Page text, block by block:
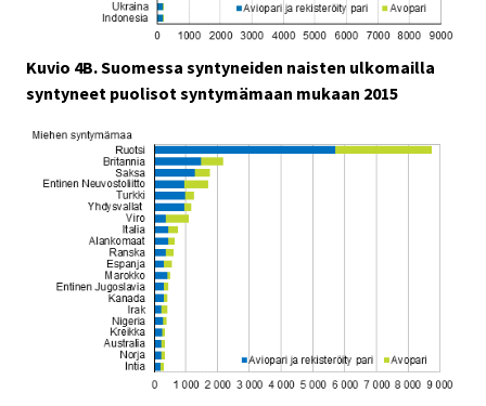
Kuvio 4B. Suomessa syntyneiden naisten ulkomailla
syntyneet puolisot syntymämaan mukaan 2015